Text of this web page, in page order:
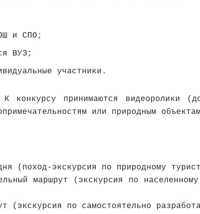
и СПО;
ВУЗ;
участники.
К конкурсу принимаются видеоролики
или природным
(поход-экскурсия по природному
маршрут (экскурсия по
(экскурсия по самостоятельно